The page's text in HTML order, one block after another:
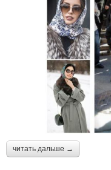
читать дальше →